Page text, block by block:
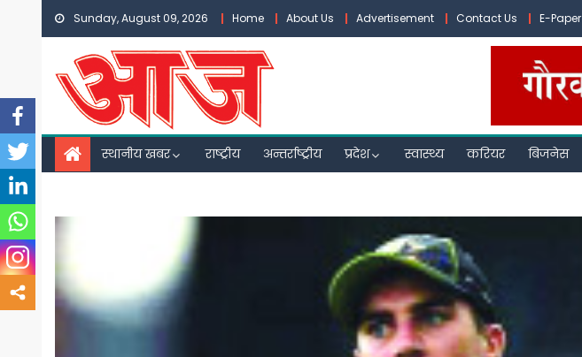
Skip
content
Sunday, August 09, 2026 Home About Us Advertisement Contact Us E-Paper
स्थानीय खबर राष्ट्रीय अन्तर्राष्ट्रीय प्रदेश स्वास्थ्य करियर बिजनेस